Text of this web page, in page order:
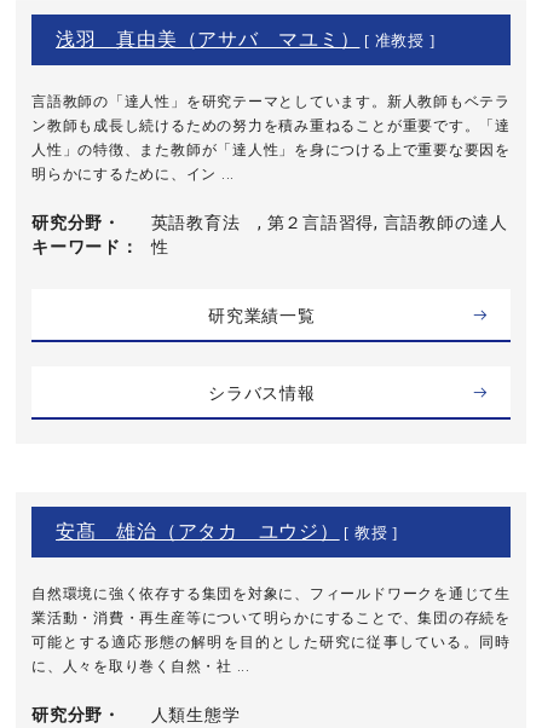
浅羽 真由美（アサバ マユミ） [ 准教授 ]
言語教師の「達人性」を研究テーマとしています。新人教師もベテラ
ン教師も成長し続けるための努力を積み重ねることが重要です。「達
人性」の特徴、また教師が「達人性」を身につける上で重要な要因を
明らかにするために、イン ...
研究分野・
キーワード
英語教育法 , 第２言語習得, 言語教師の達人
性
研究業績一覧
シラバス情報
安髙 雄治（アタカ ユウジ） [ 教授 ]
自然環境に強く依存する集団を対象に、フィールドワークを通じて生
業活動・消費・再生産等について明らかにすることで、集団の存続を
可能とする適応形態の解明を目的とした研究に従事している。同時
に、人々を取り巻く自然・社 ...
研究分野・
人類生態学